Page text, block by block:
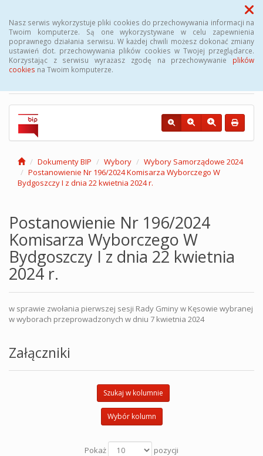
Nasz serwis wykorzystuje pliki cookies do przechowywania informacji na
Twoim komputerze. Są one wykorzystywane w celu zapewnienia
poprawnego działania serwisu. W każdej chwili możesz dokonać zmiany
ustawień dot. przechowywania plików cookies w Twojej przeglądarce.
Korzystając z serwisu wyrażasz zgodę na przechowywanie plików
cookies na Twoim komputerze.
Menu
Biuletyn Informacji
Publicznej Gminy Kęsowo
Dokumenty BIP Wybory
Wybory Samorządowe 2024
Postanowienie Nr 196/2024 Komisarza Wyborczego W
Bydgoszczy I z dnia 22 kwietnia 2024 r.
Postanowienie Nr 196/2024
Komisarza Wyborczego W
Bydgoszczy I z dnia 22 kwietnia
2024 r.
w sprawie zwołania pierwszej sesji Rady Gminy w Kęsowie wybranej
w wyborach przeprowadzonych w dniu 7 kwietnia 2024
Załączniki
Szukaj w kolumnie
Wybór kolumn
Pokaż
pozycji